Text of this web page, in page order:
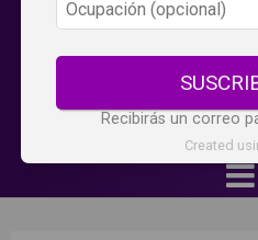
Recibirás un correo
Created